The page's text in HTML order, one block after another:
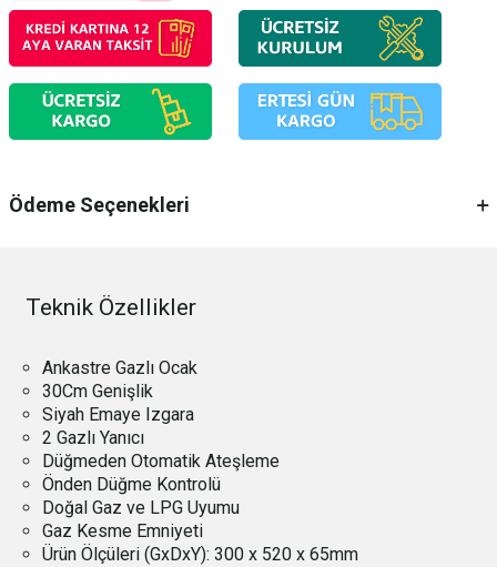
Ödeme Seçenekleri
Teknik Özellikler
Ankastre Gazlı Ocak
30Cm Genişlik
Siyah Emaye Izgara
2 Gazlı Yanıcı
Düğmeden Otomatik Ateşleme
Önden Düğme Kontrolü
Doğal Gaz ve LPG Uyumu
Gaz Kesme Emniyeti
Ürün Ölçüleri (GxDxY): 300 x 520 x 65mm